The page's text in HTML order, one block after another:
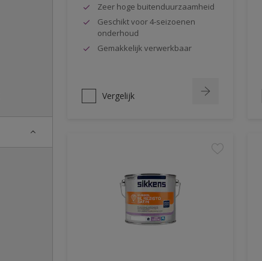
Zeer hoge buitenduurzaamheid
Geschikt voor 4-seizoenen
onderhoud
Gemakkelijk verwerkbaar
Vergelijk